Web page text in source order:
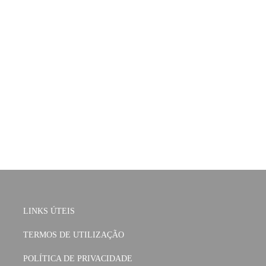
LINKS ÚTEIS
TERMOS DE UTILIZAÇÃO
POLÍTICA DE PRIVACIDADE